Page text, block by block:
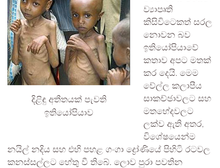
දිළිඳු අතීතයක් පැවති
ඉතියෝපියාව
ව්‍යාපෘති
කිසිවිටෙකත් සරල
නොවන බව
ඉතියෝපියාවේ
කතාව අපට මතක්
කර දෙයි. මෙම
වේල්ල කලාපීය
සාකච්ඡාවලට සහ
මතභේදවලට
ලක්ව ඇති අතර,
විශේෂයෙන්ම
නයිල් නදිය සහ එහි පහළ ගංගා ද්‍රෝණියේ පිහිටි රටවල
කනස්සල්ලට හේතු වී තිබේ. ලොව පුරා පවතින